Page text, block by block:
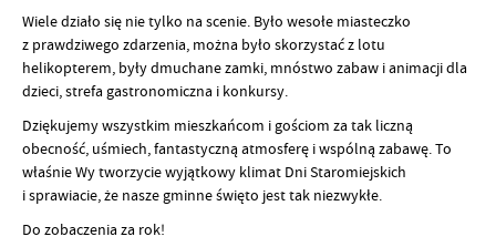
Wiele działo się nie tylko na scenie. Było wesołe miasteczko
z prawdziwego zdarzenia, można było skorzystać z lotu
helikopterem, były dmuchane zamki, mnóstwo zabaw i animacji dla
dzieci, strefa gastronomiczna i konkursy.
Dziękujemy wszystkim mieszkańcom i gościom za tak liczną
obecność, uśmiech, fantastyczną atmosferę i wspólną zabawę. To
właśnie Wy tworzycie wyjątkowy klimat Dni Staromiejskich
i sprawiacie, że nasze gminne święto jest tak niezwykłe.
Do zobaczenia za rok!